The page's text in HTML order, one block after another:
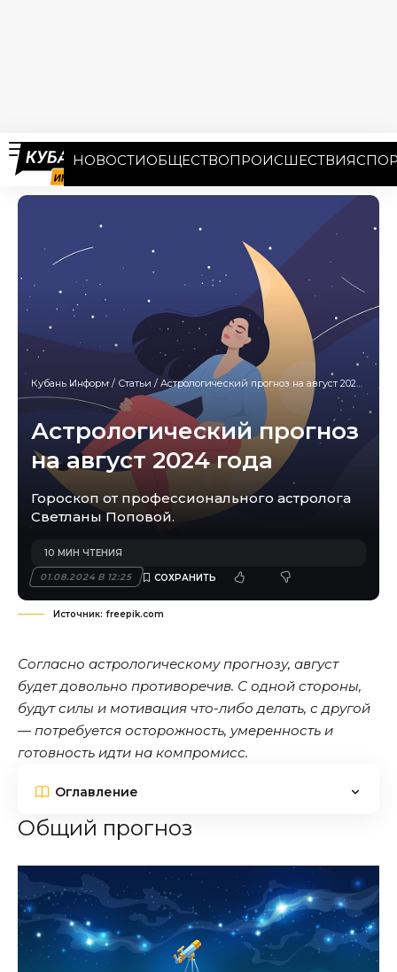
НОВОСТИОБЩЕСТВОПРОИСШЕСТВИЯ
Кубань Информ/ Статьи / Астрологический прогноз на август 2024 года
Астрологический прогноз
на август 2024 года
Гороскоп от профессионального астролога
Светланы Поповой.
01.08.2024 В 12:25
10 МИН ЧТЕНИЯ
Источник: freepik.com
Согласно астрологическому прогнозу, август
будет довольно противоречив. С одной стороны,
будут силы и мотивация что-либо делать, с другой
— потребуется осторожность, умеренность и
готовность идти на компромисс.
Оглавление
Общий прогноз